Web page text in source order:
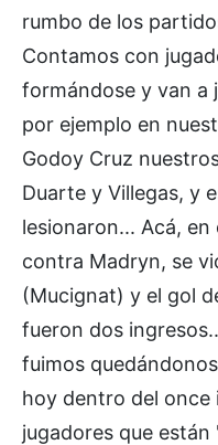
rumbo de los
Contamos con
formándose y van a
por ejemplo en
Godoy Cruz
Duarte y Villegas, y
lesionaron... Acá,
contra Madryn, se
(Mucignat) y el gol
fueron dos
fuimos
hoy dentro del once
jugadores que están